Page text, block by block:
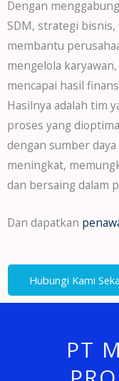
Dengan
SDM, strategi
membantu
mengelola
mencapai hasil
Hasilnya adalah tim
proses yang
dengan sumber
meningkat,
dan bersaing dalam
Dan dapatkan
Hubungi Kami
PT